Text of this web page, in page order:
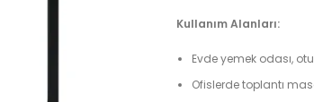
Kullanım Alanları:
Evde yemek odası,
Ofislerde toplantı